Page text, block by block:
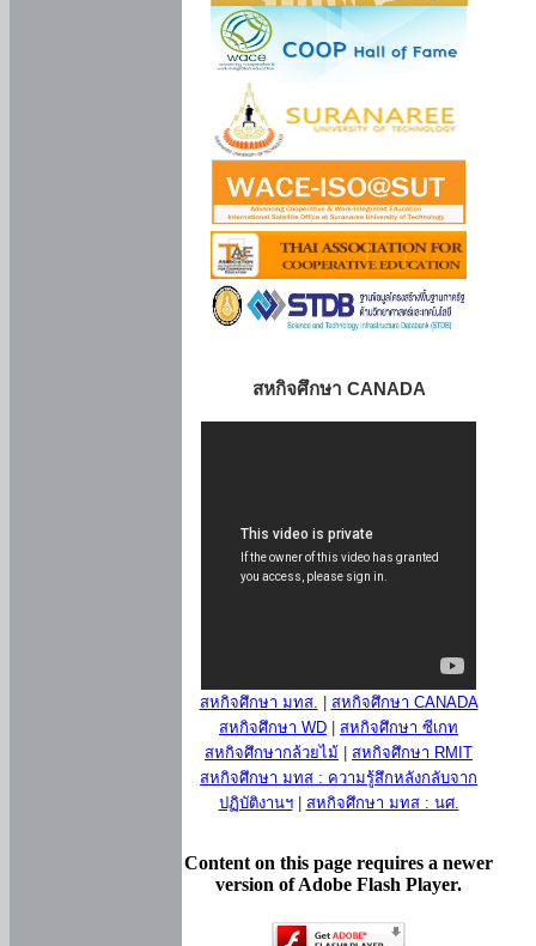
สหกิจศึกษา CANADA
สหกิจศึกษา มทส.
สหกิจศึกษา CANADA
สหกิจศึกษา WD
สหกิจศึกษา ซีเกท
สหกิจศึกษากล้วยไม้
สหกิจศึกษา RMIT
สหกิจศึกษา มทส : ความรู้สึกหลังกลับจาก
ปฏิบัติงานฯ| สหกิจศึกษา มทส : นศ.
Content on this page requires a newer
version of Adobe Flash Player.